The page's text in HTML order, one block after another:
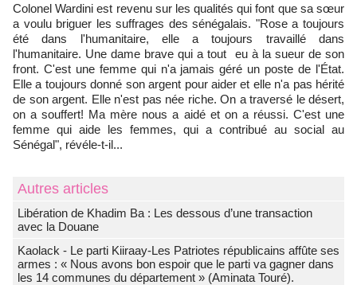
Colonel Wardini est revenu sur les qualités qui font que sa sœur
a voulu briguer les suffrages des sénégalais. "Rose a toujours
été dans l'humanitaire, elle a toujours travaillé dans
l'humanitaire. Une dame brave qui a tout eu à la sueur de son
front. C'est une femme qui n'a jamais géré un poste de l'État.
Elle a toujours donné son argent pour aider et elle n'a pas hérité
de son argent. Elle n'est pas née riche. On a traversé le désert,
on a souffert! Ma mère nous a aidé et on a réussi. C'est une
femme qui aide les femmes, qui a contribué au social au
Sénégal", révéle-t-il...
Autres articles
Libération de Khadim Ba : Les dessous d’une transaction
avec la Douane
Kaolack - Le parti Kiiraay-Les Patriotes républicains affûte ses
armes : « Nous avons bon espoir que le parti va gagner dans
les 14 communes du département » (Aminata Touré).